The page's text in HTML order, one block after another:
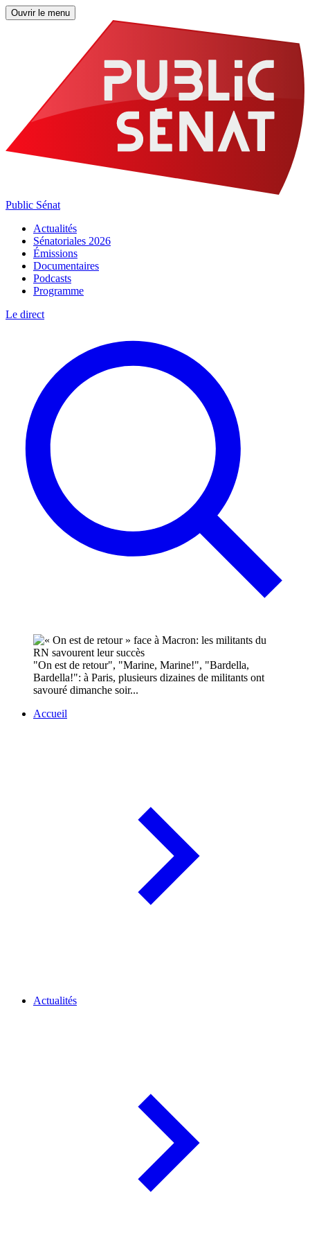
Ouvrir le menu
Public Sénat
Actualités
Sénatoriales 2026
Émissions
Documentaires
Podcasts
Programme
Le direct
"On est de retour", "Marine, Marine!", "Bardella,
Bardella!": à Paris, plusieurs dizaines de militants ont
savouré dimanche soir...
Accueil
Actualités